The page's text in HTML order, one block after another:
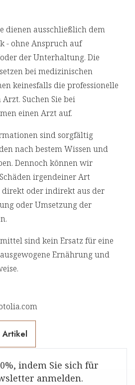
dienen ausschließlich dem
- ohne Anspruch auf
der Unterhaltung. Die
bei medizinischen
keinesfalls die professionelle
Suchen Sie bei
einen Arzt auf.
sind sorgfältig
nach bestem Wissen und
Dennoch können wir
irgendeiner Art
oder indirekt aus der
oder Umsetzung der
sind kein Ersatz für eine
Ernährung und
Artikel
indem Sie sich für
anmelden.